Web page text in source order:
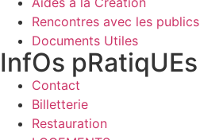
Rencontres avec les publics
Documents Utiles
InfOs pRatiqUEs
Contact
Billetterie
Restauration